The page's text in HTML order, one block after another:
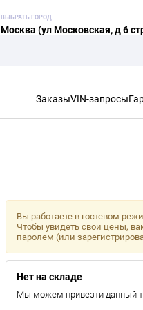
ВЫБРАТЬ ГОРОД
Москва (ул Московская, д 6
ЗаказыVIN-запросы
Вы работаете в гостевом
Чтобы увидеть свои цены,
паролем (или
Нет на складе
Мы можем привезти данный